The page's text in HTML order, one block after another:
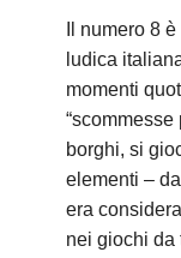
Il numero 8
ludica
momenti
borghi, si
elementi –
era
nei giochi da